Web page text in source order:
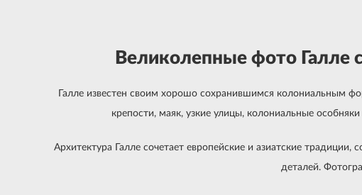
Великолепные фото Галле
Галле известен своим хорошо сохранившимся колониальным
крепости, маяк, узкие улицы, колониальные
Архитектура Галле сочетает европейские и азиатские
деталей.